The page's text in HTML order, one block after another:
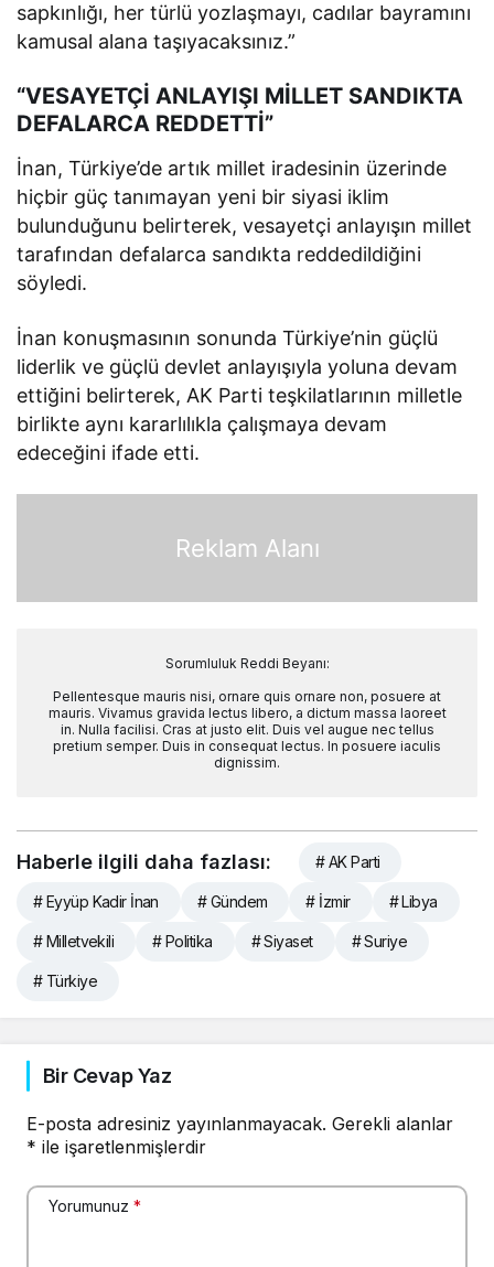
sapkınlığı, her türlü yozlaşmayı, cadılar bayramını
kamusal alana taşıyacaksınız.”
“VESAYETÇİ ANLAYIŞI MİLLET SANDIKTA
DEFALARCA REDDETTİ”
İnan, Türkiye’de artık millet iradesinin üzerinde
hiçbir güç tanımayan yeni bir siyasi iklim
bulunduğunu belirterek, vesayetçi anlayışın millet
tarafından defalarca sandıkta reddedildiğini
söyledi.
İnan konuşmasının sonunda Türkiye’nin güçlü
liderlik ve güçlü devlet anlayışıyla yoluna devam
ettiğini belirterek, AK Parti teşkilatlarının milletle
birlikte aynı kararlılıkla çalışmaya devam
edeceğini ifade etti.
Reklam Alanı
Sorumluluk Reddi Beyanı:
Pellentesque mauris nisi, ornare quis ornare non, posuere at
mauris. Vivamus gravida lectus libero, a dictum massa laoreet
in. Nulla facilisi. Cras at justo elit. Duis vel augue nec tellus
pretium semper. Duis in consequat lectus. In posuere iaculis
dignissim.
Haberle ilgili daha fazlası: # AK Parti
# Eyyüp Kadir İnan # Gündem # İzmir # Libya
# Milletvekili # Politika # Siyaset # Suriye
# Türkiye
Bir Cevap Yaz
E-posta adresiniz yayınlanmayacak. Gerekli alanlar
* ile işaretlenmişlerdir
Yorumunuz *